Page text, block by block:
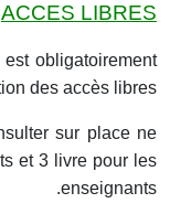
ACCES LIBRES
obligatoirement
des accès libres.
sur place ne
et 3 livre pour les
enseignants.